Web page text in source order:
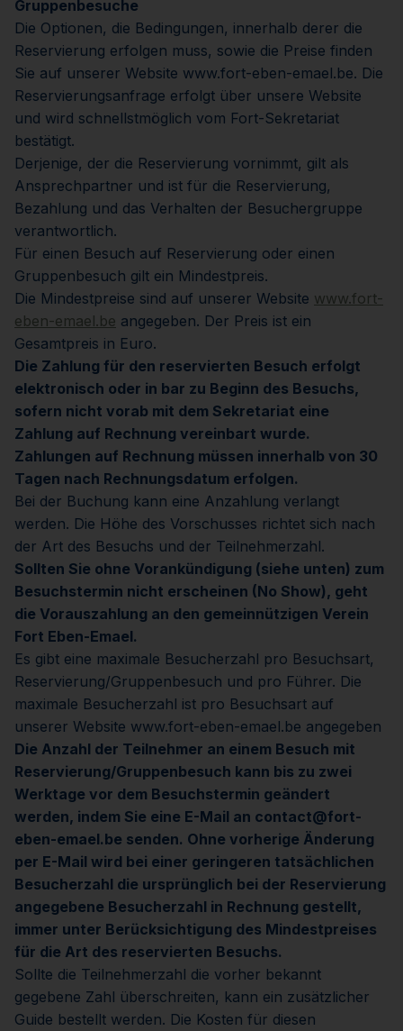
Gruppenbesuche
Die Optionen, die Bedingungen, innerhalb derer die
Reservierung erfolgen muss, sowie die Preise finden
Sie auf unserer Website www.fort-eben-emael.be. Die
Reservierungsanfrage erfolgt über unsere Website
und wird schnellstmöglich vom Fort-Sekretariat
bestätigt.
Derjenige, der die Reservierung vornimmt, gilt als
Ansprechpartner und ist für die Reservierung,
Bezahlung und das Verhalten der Besuchergruppe
verantwortlich.
Für einen Besuch auf Reservierung oder einen
Gruppenbesuch gilt ein Mindestpreis.
Die Mindestpreise sind auf unserer Website www.fort-
eben-emael.be angegeben. Der Preis ist ein
Gesamtpreis in Euro.
Die Zahlung für den reservierten Besuch erfolgt
elektronisch oder in bar zu Beginn des Besuchs,
sofern nicht vorab mit dem Sekretariat eine
Zahlung auf Rechnung vereinbart wurde.
Zahlungen auf Rechnung müssen innerhalb von 30
Tagen nach Rechnungsdatum erfolgen.
Bei der Buchung kann eine Anzahlung verlangt
werden. Die Höhe des Vorschusses richtet sich nach
der Art des Besuchs und der Teilnehmerzahl.
Sollten Sie ohne Vorankündigung (siehe unten) zum
Besuchstermin nicht erscheinen (No Show), geht
die Vorauszahlung an den gemeinnützigen Verein
Fort Eben-Emael.
Es gibt eine maximale Besucherzahl pro Besuchsart,
Reservierung/Gruppenbesuch und pro Führer. Die
maximale Besucherzahl ist pro Besuchsart auf
unserer Website www.fort-eben-emael.be angegeben
Die Anzahl der Teilnehmer an einem Besuch mit
Reservierung/Gruppenbesuch kann bis zu zwei
Werktage vor dem Besuchstermin geändert
werden, indem Sie eine E-Mail an contact@fort-
eben-emael.be senden. Ohne vorherige Änderung
per E-Mail wird bei einer geringeren tatsächlichen
Besucherzahl die ursprünglich bei der Reservierung
angegebene Besucherzahl in Rechnung gestellt,
immer unter Berücksichtigung des Mindestpreises
für die Art des reservierten Besuchs.
Sollte die Teilnehmerzahl die vorher bekannt
gegebene Zahl überschreiten, kann ein zusätzlicher
Guide bestellt werden. Die Kosten für diesen